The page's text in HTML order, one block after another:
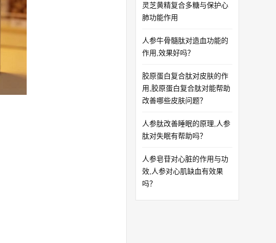
灵芝黄精复合多糖与保护心
肺功能作用
人参牛骨髓肽对造血功能的
作用,效果好吗？
胶原蛋白复合肽对皮肤的作
用,胶原蛋白复合肽对能帮助
改善哪些皮肤问题？
人参肽改善睡眠的原理,人参
肽对失眠有帮助吗？
人参皂苷对心脏的作用与功
效,人参对心肌缺血有效果
吗？